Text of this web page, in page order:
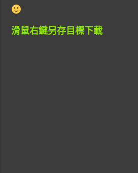
滑鼠右鍵另存目標下載